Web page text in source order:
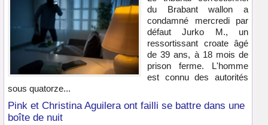
du Brabant wallon a
condamné mercredi par
défaut Jurko M., un
ressortissant croate âgé
de 39 ans, à 18 mois de
prison ferme. L'homme
est connu des autorités
sous quatorze...
Pink et Christina Aguilera ont failli se battre dans une
boîte de nuit